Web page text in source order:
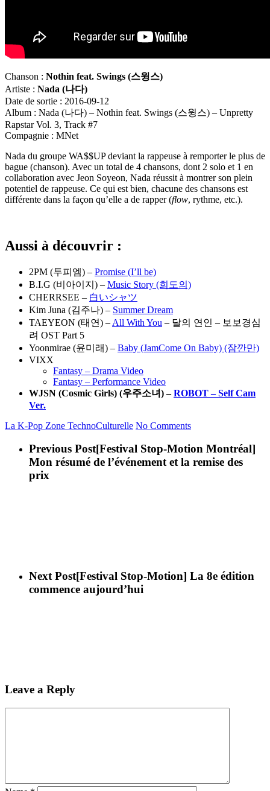
Chanson : Nothin feat. Swings (스윙스)
Artiste : Nada (나다)
Date de sortie : 2016-09-12
Album : Nada (나다) – Nothin feat. Swings (스윙스) – Unpretty
Rapstar Vol. 3, Track #7
Compagnie : MNet
Nada du groupe WA$$UP deviant la rappeuse à remporter le plus de
bague (chanson). Avec un total de 4 chansons, dont 2 solo et 1 en
collaboration avec Jeon Soyeon, Nada réussit à montrer son plein
potentiel de rappeuse. Ce qui est bien, chacune des chansons est
différente dans la façon qu’elle a de rapper (flow, rythme, etc.).
Aussi à découvrir :
2PM (투피엠) – Promise (I’ll be)
B.I.G (비아이지) – Music Story (희도의)
CHERRSEE – 白いシャツ
Kim Juna (김주나) – Summer Dream
TAEYEON (태연) – All With You – 달의 연인 – 보보경심
려 OST Part 5
Yoonmirae (윤미래) – Baby (JamCome On Baby) (잠깐만)
VIXX
Fantasy – Drama Video
Fantasy – Performance Video
WJSN (Cosmic Girls) (우주소녀) –ROBOT – Self Cam
Ver.
La K-Pop Zone TechnoCulturelle No Comments
Previous Post[Festival Stop-Motion Montréal]
Mon résumé de l’événement et la remise des
prix
Next Post[Festival Stop-Motion] La 8e édition
commence aujourd’hui
Leave a Reply